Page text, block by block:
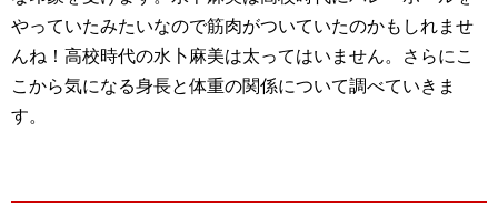
やっていたみたいなので筋肉がついていたのかもしれませ
んね！高校時代の水卜麻美は太ってはいません。さらにこ
こから気になる身長と体重の関係について調べていきま
す。